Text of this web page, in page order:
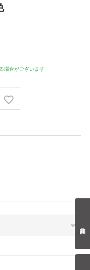
場合がございます